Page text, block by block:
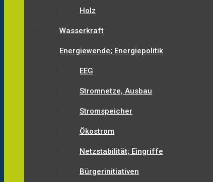
Holz
Wasserkraft
Energiewende; Energiepolitik
EEG
Stromnetze, Ausbau
Stromspeicher
Ökostrom
Netzstabilität; Eingriffe
Bürgerinitiativen